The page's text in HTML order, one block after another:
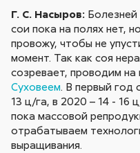
Г. С. Насыров:
сои пока на полях нет,
провожу, чтобы не
момент. Так как соя
созревает, проводим
Суховеем. В первый год
13 ц/га, в 2020 – 14 - 16
пока массовой
отрабатываем
выращивания.